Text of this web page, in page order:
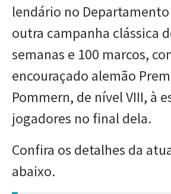
lendário no Departamento
outra campanha clássica
semanas e 100 marcos,
encouraçado alemão
Pommern, de nível VIII, à
jogadores no final dela.
Confira os detalhes da
abaixo.